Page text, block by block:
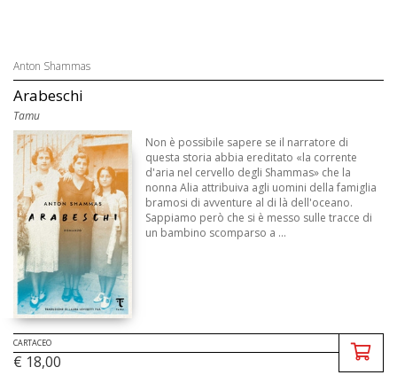
Anton Shammas
Arabeschi
Tamu
Non è possibile sapere se il narratore di
questa storia abbia ereditato «la corrente
d'aria nel cervello degli Shammas» che la
nonna Alia attribuiva agli uomini della famiglia
bramosi di avventure al di là dell'oceano.
Sappiamo però che si è messo sulle tracce di
un bambino scomparso a ...
CARTACEO
€ 18,00